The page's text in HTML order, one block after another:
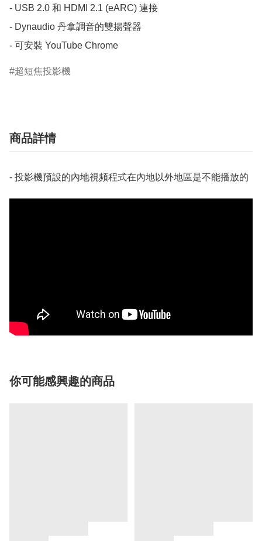
- USB 2.0 和 HDMI 2.1 (eARC) 連接
- Dynaudio 丹拿調音的雙揚聲器
- 可安裝 YouTube Chrome
超短焦投影機
商品詳情
- 投影機預設的內地視頻程式在內地以外地區是不能播放的
你可能感興趣的商品